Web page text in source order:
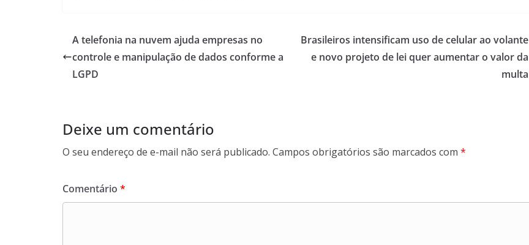
A telefonia na nuvem ajuda empresas no
controle e manipulação de dados conforme a
LGPD
Brasileiros intensificam uso de celular ao volante
e novo projeto de lei quer aumentar o valor da
multa
Deixe um comentário
O seu endereço de e-mail não será publicado. Campos obrigatórios são marcados com *
Comentário *